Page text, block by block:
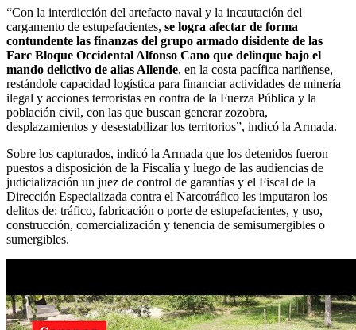
“Con la interdicción del artefacto naval y la incautación del
cargamento de estupefacientes, se logra afectar de forma
contundente las finanzas del grupo armado disidente de las
Farc Bloque Occidental Alfonso Cano que delinque bajo el
mando delictivo de alias Allende, en la costa pacífica nariñense,
restándole capacidad logística para financiar actividades de minería
ilegal y acciones terroristas en contra de la Fuerza Pública y la
población civil, con las que buscan generar zozobra,
desplazamientos y desestabilizar los territorios”, indicó la Armada.
Sobre los capturados, indicó la Armada que los detenidos fueron
puestos a disposición de la Fiscalía y luego de las audiencias de
judicialización un juez de control de garantías y el Fiscal de la
Dirección Especializada contra el Narcotráfico les imputaron los
delitos de: tráfico, fabricación o porte de estupefacientes, y uso,
construcción, comercialización y tenencia de semisumergibles o
sumergibles.